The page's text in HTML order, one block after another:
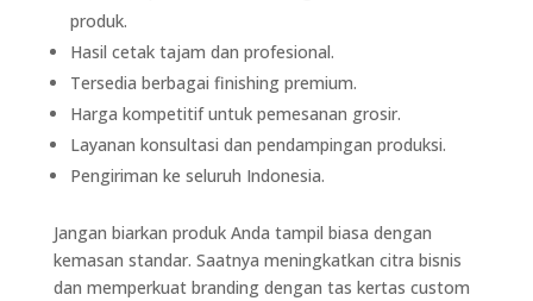
produk.
Hasil cetak tajam dan profesional.
Tersedia berbagai finishing premium.
Harga kompetitif untuk pemesanan grosir.
Layanan konsultasi dan pendampingan produksi.
Pengiriman ke seluruh Indonesia.
Jangan biarkan produk Anda tampil biasa dengan
kemasan standar. Saatnya meningkatkan citra bisnis
dan memperkuat branding dengan tas kertas custom